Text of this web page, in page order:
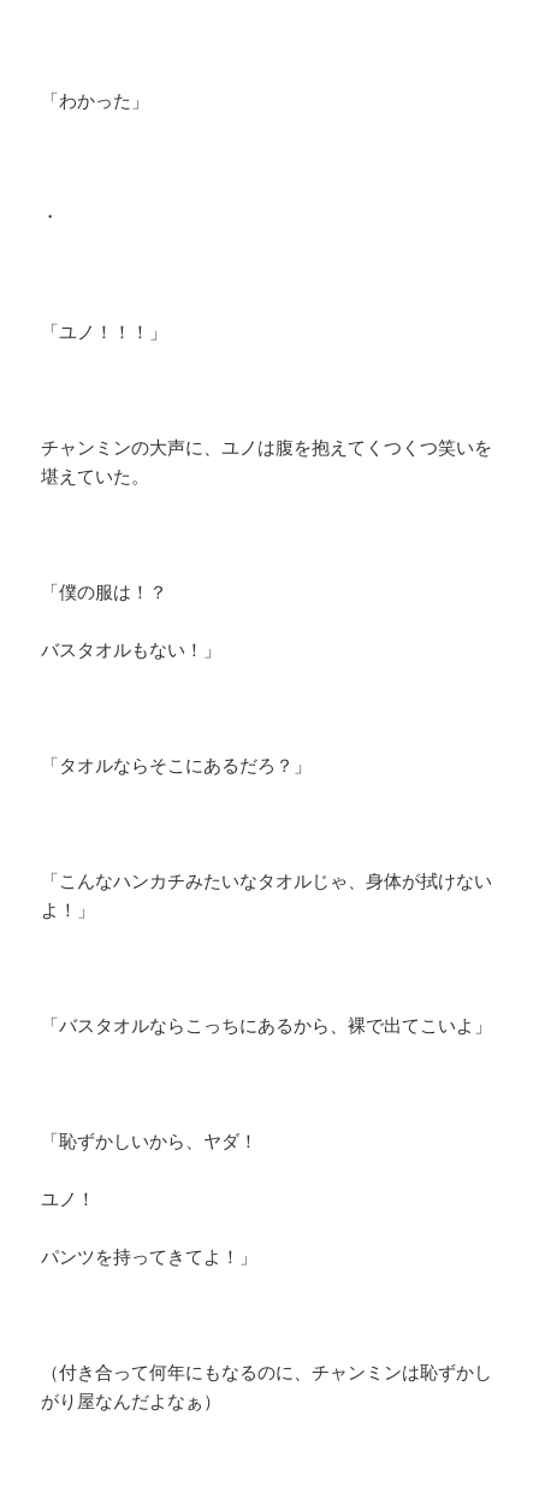
「わかった」
・
「ユノ！！！」
チャンミンの大声に、ユノは腹を抱えてくつくつ笑いを
堪えていた。
「僕の服は！？
バスタオルもない！」
「タオルならそこにあるだろ？」
「こんなハンカチみたいなタオルじゃ、身体が拭けない
よ！」
「バスタオルならこっちにあるから、裸で出てこいよ」
「恥ずかしいから、ヤダ！
ユノ！
パンツを持ってきてよ！」
（付き合って何年にもなるのに、チャンミンは恥ずかし
がり屋なんだよなぁ）